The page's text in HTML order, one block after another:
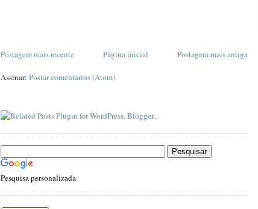
Postagem mais recente Postagem mais antiga
Página inicial
Assinar: Postar comentários (Atom)
Pesquisa personalizada